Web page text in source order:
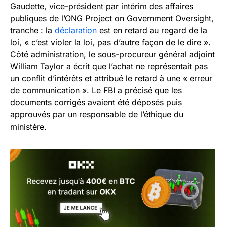
Gaudette, vice-président par intérim des affaires
publiques de l’ONG Project on Government Oversight,
tranche : la déclaration est en retard au regard de la
loi, « c’est violer la loi, pas d’autre façon de le dire ».
Côté administration, le sous-procureur général adjoint
William Taylor a écrit que l’achat ne représentait pas
un conflit d’intérêts et attribué le retard à une « erreur
de communication ». Le FBI a précisé que les
documents corrigés avaient été déposés puis
approuvés par un responsable de l’éthique du
ministère.